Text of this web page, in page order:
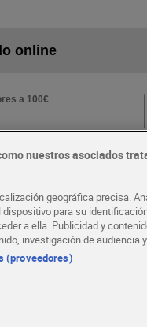
online
a 100€
nuestros asociados
geográfica precisa.
para su
a ella. Publicidad y
investigación de audiencia
(proveedores)